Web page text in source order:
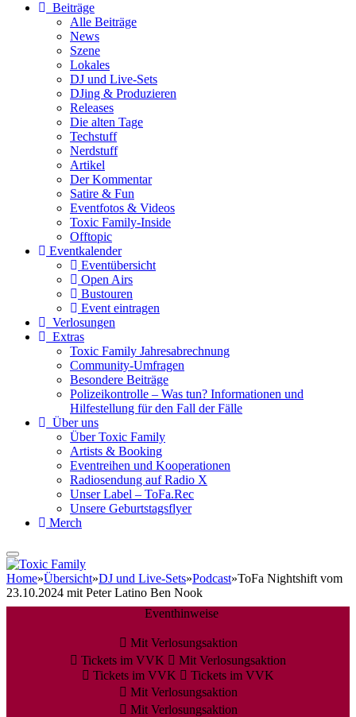
Beiträge
Alle Beiträge
News
Szene
Lokales
DJ und Live-Sets
DJing & Produzieren
Releases
Die alten Tage
Techstuff
Nerdstuff
Artikel
Der Kommentar
Satire & Fun
Eventfotos & Videos
Toxic Family-Inside
Offtopic
Eventkalender
Eventübersicht
Open Airs
Bustouren
Event eintragen
Verlosungen
Extras
Toxic Family Jahresabrechnung
Community-Umfragen
Besondere Beiträge
Polizeikontrolle – Was tun? Informationen und
Hilfestellung für den Fall der Fälle
Über uns
Über Toxic Family
Artists & Booking
Eventreihen und Kooperationen
Radiosendung auf Radio X
Unser Label – ToFa.Rec
Unsere Geburtstagsflyer
Merch
Home»Übersicht»DJ und Live-Sets»Podcast»ToFa Nightshift vom
23.10.2024 mit Peter Latino Ben Nook
Eventhinweise
Mit Verlosungsaktion
Tickets im VVK
Mit Verlosungsaktion
Tickets im VVK
Tickets im VVK
Mit Verlosungsaktion
Mit Verlosungsaktion